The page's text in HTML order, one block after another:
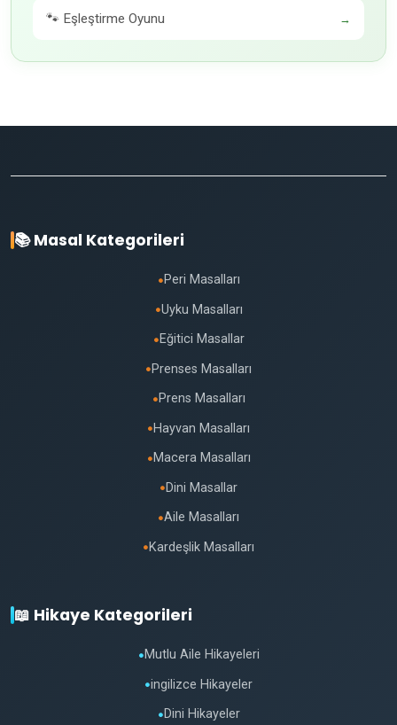
🐾 Eşleştirme Oyunu →
📚 Masal Kategorileri
● Peri Masalları
●Uyku Masalları
● Eğitici Masallar
● Prenses Masalları
● Prens Masalları
● Hayvan Masalları
● Macera Masalları
● Dini Masallar
●Aile Masalları
● Kardeşlik Masalları
📖 Hikaye Kategorileri
● Mutlu Aile Hikayeleri
●ingilizce Hikayeler
● Dini Hikayeler